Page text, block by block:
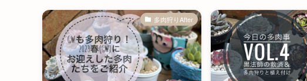
多肉狩りAfter